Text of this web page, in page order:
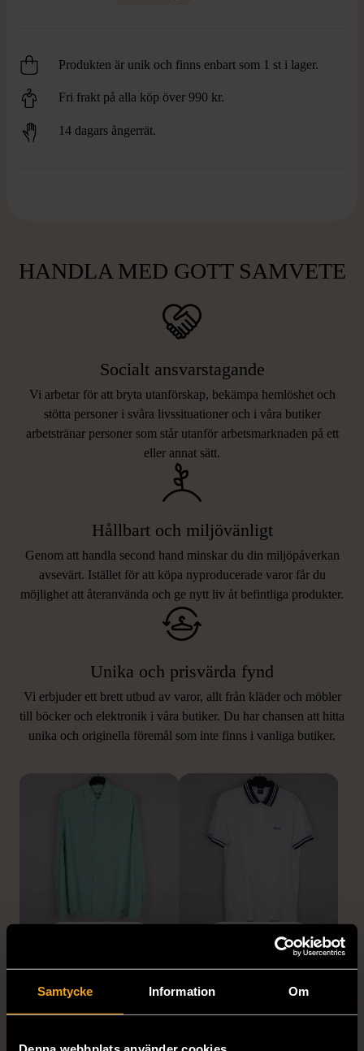
Samtycke Information Om
Produkten är unik och finns enbart som 1 st i lager.
Fri frakt på alla köp över 990 kr.
14 dagars ångerrät.
HANDLA MED GOTT SAMVETE
Socialt ansvarstagande
Vi arbetar för att bryta utanförskap, bekämpa hemlöshet och
stötta personer i svåra livssituationer och i våra butiker
arbetstränar personer som står utanför arbetsmarknaden på ett
eller annat sätt.
Hållbart och miljövänligt
Genom att handla second hand minskar du din miljöpåverkan
avsevärt. Istället för att köpa nyproducerade varor får du
möjlighet att återanvända och ge nytt liv åt befintliga produkter.
Unika och prisvärda fynd
Vi erbjuder ett brett utbud av varor, allt från kläder och möbler
till böcker och elektronik i våra butiker. Du har chansen att hitta
unika och originella föremål som inte finns i vanliga butiker.
LIKNANDE PRODUKTER
Hitta produkter som påminner om denna
L (50) Gott skick Mycket gott skick